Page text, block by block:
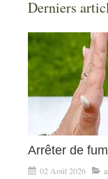
Derniers
Arrêter de
02 Août 2026